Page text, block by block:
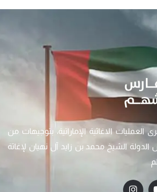
العمليات الاغاثية الإماراتية، بتوجيهات من
الشيخ محمد بن زايد آل نهيان لإغاثة